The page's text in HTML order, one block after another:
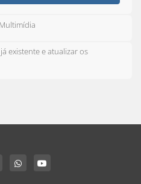
existente e atualizar os